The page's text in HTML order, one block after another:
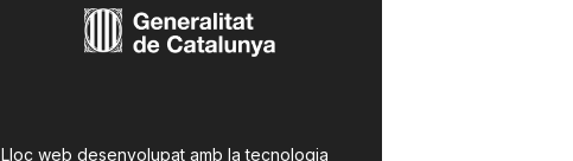
Lloc web desenvolupat amb la tecnologia